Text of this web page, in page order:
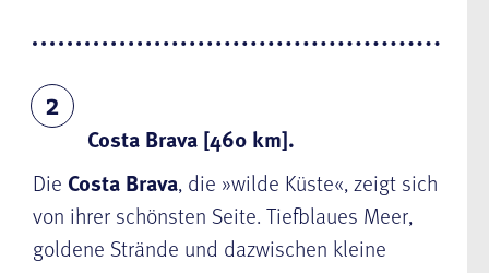
2
Costa Brava [460 km].
Die Costa Brava, die »wilde Küste«, zeigt sich
von ihrer schönsten Seite. Tiefblaues Meer,
goldene Strände und dazwischen kleine